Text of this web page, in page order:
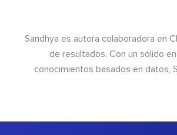
Sandhya es autora colaboradora en
de resultados. Con un sólido
conocimientos basados en datos,